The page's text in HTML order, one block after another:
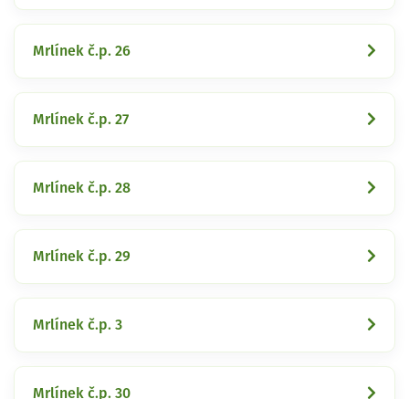
Mrlínek č.p. 26
Mrlínek č.p. 27
Mrlínek č.p. 28
Mrlínek č.p. 29
Mrlínek č.p. 3
Mrlínek č.p. 30